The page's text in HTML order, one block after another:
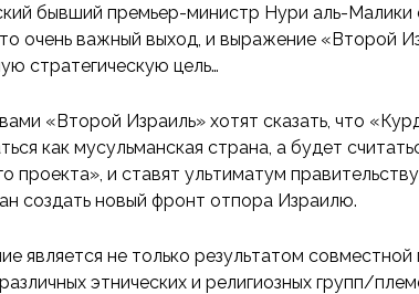
бывший премьер-министр Нури аль-Малики
очень важный выход, и выражение «Второй
стратегическую цель…
«Второй Израиль» хотят сказать, что
как мусульманская страна, а будет
проекта», и ставят ультиматум
создать новый фронт отпора Израилю.
является не только результатом
этнических и религиозных групп/